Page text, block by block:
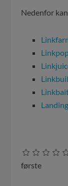
Nedenfor
første